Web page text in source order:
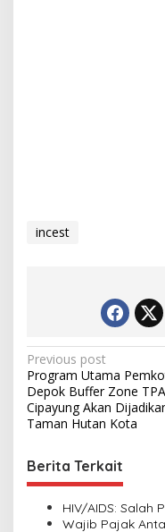
incest
P
o
s
t
n
a
Previous post
Program Utama
Depok Buffer Zone TPA
Cipayung Akan
Taman Hutan Kota
Berita Terkait
HIV/AIDS: Salah
Wajib Pajak